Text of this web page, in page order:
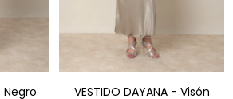
Negro VESTIDO DAYANA - Visón